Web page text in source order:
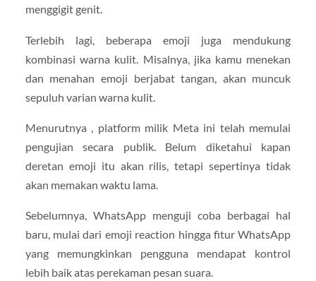
menggigit genit.
Terlebih lagi, beberapa emoji juga mendukung
kombinasi warna kulit. Misalnya, jika kamu menekan
dan menahan emoji berjabat tangan, akan muncuk
sepuluh varian warna kulit.
Menurutnya , platform milik Meta ini telah memulai
pengujian secara publik. Belum diketahui kapan
deretan emoji itu akan rilis, tetapi sepertinya tidak
akan memakan waktu lama.
Sebelumnya, WhatsApp menguji coba berbagai hal
baru, mulai dari emoji reaction hingga fitur WhatsApp
yang memungkinkan pengguna mendapat kontrol
lebih baik atas perekaman pesan suara.